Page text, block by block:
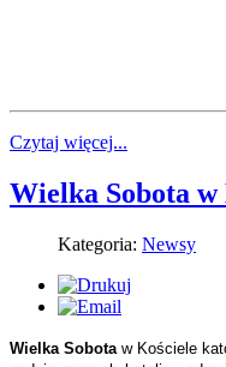
Czytaj więcej...
Wielka Sobota
Kategoria: Newsy
Wielka Sobota w Kościele